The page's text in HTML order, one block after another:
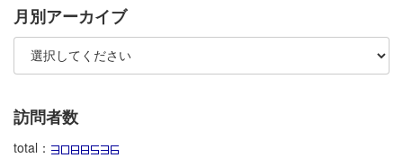
月別アーカイブ
訪問者数
total：